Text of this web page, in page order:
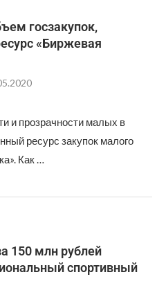
госзакупок,
«Биржевая
и прозрачности малых в
ресурс закупок малого
Как …
150 млн рублей
спортивный